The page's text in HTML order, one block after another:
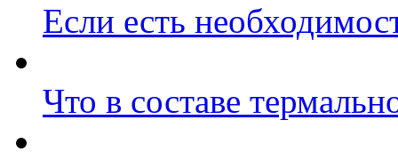
Если есть
Что в составе